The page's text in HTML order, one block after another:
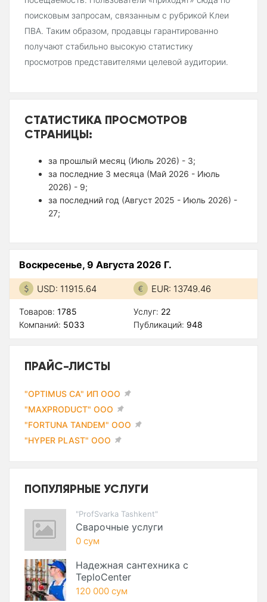
поисковым запросам, связанным с рубрикой Клеи
ПВА. Таким образом, продавцы гарантированно
получают стабильно высокую статистику
просмотров представителями целевой аудитории.
СТАТИСТИКА ПРОСМОТРОВ
СТРАНИЦЫ:
за прошлый месяц (Июль 2026) - 3;
за последние 3 месяца (Май 2026 - Июль
2026) - 9;
за последний год (Август 2025 - Июль 2026) -
27;
Воскресенье, 9 Августа 2026 Г.
USD: 11915.64 EUR: 13749.46
Товаров: 1785
Компаний: 5033
Услуг: 22
Публикаций: 948
ПРАЙС-ЛИСТЫ
"OPTIMUS CA" ИП ООО
"MAXPRODUCT" ООО
"FORTUNA TANDEM" ООО
"HYPER PLAST" ООО
ПОПУЛЯРНЫЕ УСЛУГИ
"ProfSvarka Tashkent"
Сварочные услуги
0 сум
Надежная сантехника с
TeploCenter
120 000 сум